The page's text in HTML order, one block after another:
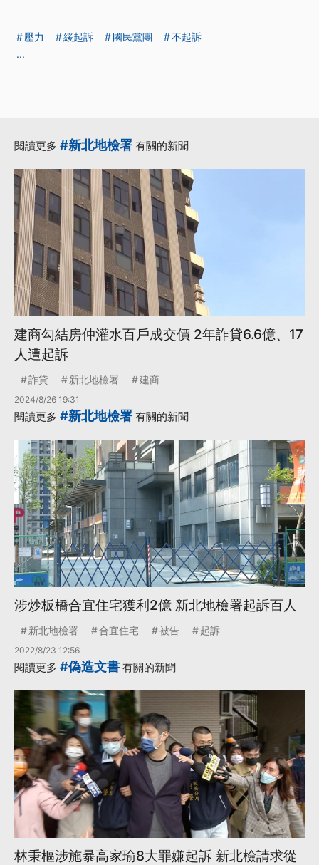
壓力 緩起訴 國民黨團
不起訴
...
閱讀更多 #新北地檢署 有關的新聞
建商勾結房仲灌水百戶成交價 2年詐貸6.6億、17
人遭起訴
詐貸 新北地檢署 建商
2024/8/26 19:31
閱讀更多 #新北地檢署 有關的新聞
涉炒板橋合宜住宅獲利2億 新北地檢署起訴百人
新北地檢署 合宜住宅 被告 起訴
2022/8/23 12:56
閱讀更多 #偽造文書 有關的新聞
林秉樞涉施暴高家瑜8大罪嫌起訴 新北檢請求從